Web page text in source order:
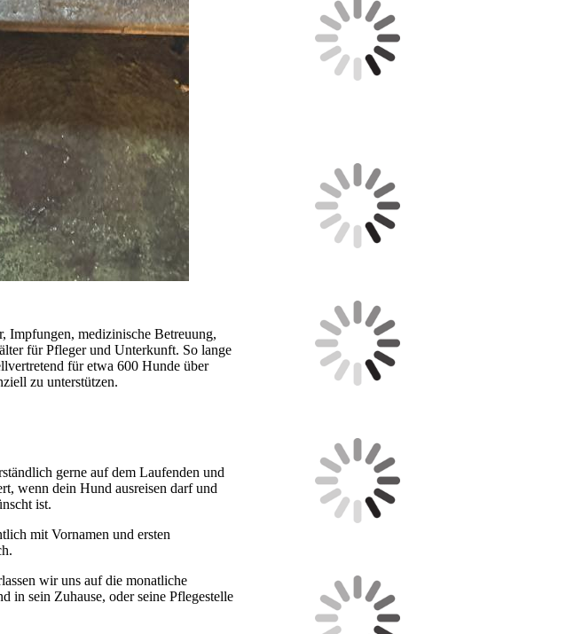
Impfungen, medizinische Betreuung,
für Pfleger und Unterkunft. So lange
für etwa 600 Hunde über
zu unterstützen.
gerne auf dem Laufenden und
wenn dein Hund ausreisen darf und
ist.
mit Vornamen und ersten
wir uns auf die monatliche
in sein Zuhause, oder seine Pflegestelle